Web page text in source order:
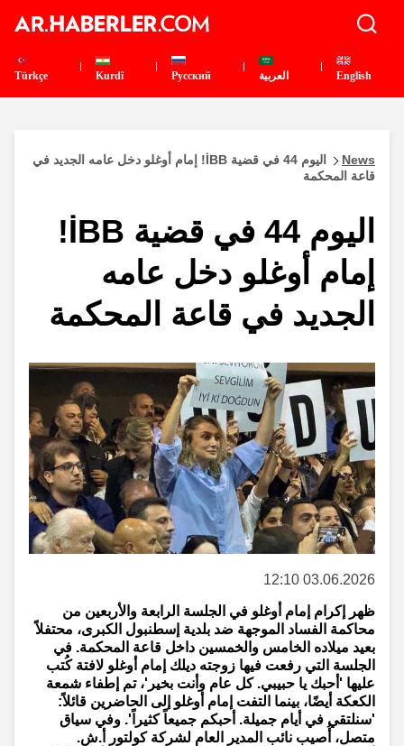
English العربية Pусский
Kurdî
Türkçe
News
اليوم 44 في قضية İBB! إمام أوغلو دخل عامه الجديد في
قاعة المحكمة
اليوم 44 في قضية İBB!
إمام أوغلو دخل عامه
الجديد في قاعة المحكمة
03.06.2026 12:10
ظهر إكرام إمام أوغلو في الجلسة الرابعة والأربعين من
محاكمة الفساد الموجهة ضد بلدية إسطنبول الكبرى، محتفلاً
بعيد ميلاده الخامس والخمسين داخل قاعة المحكمة. في
الجلسة التي رفعت فيها زوجته ديلك إمام أوغلو لافتة كُتب
عليها 'أحبك يا حبيبي. كل عام وأنت بخير'، تم إطفاء شمعة
الكعكة أيضًا، بينما التفت إمام أوغلو إلى الحاضرين قائلاً:
'سنلتقي في أيام جميلة. أحبكم جميعاً كثيراً'. وفي سياق
متصل، أُصيب نائب المدير العام لشركة كولتور أ.ش.